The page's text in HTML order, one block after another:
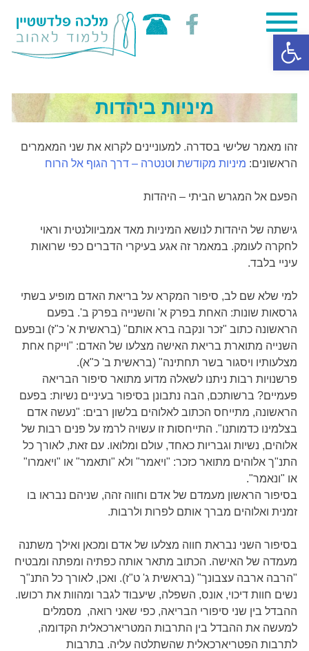
Skip
to
content
מיניות ביהדות
זהו מאמר שלישי בסדרה. למעוניינים לקרוא את שני המאמרים
הראשונים: מיניות מקודשתוטנטרה – דרך הגוף אל הרוח
הפעם אל המגרש הביתי – היהדות
גישתה של היהדות לנושא המיניות מאד אמביוולנטית וראוי
לחקרה לעומק. במאמר זה אגע בעיקרי הדברים כפי שרואות
עיניי בלבד.
למי שלא שם לב, סיפור המקרא על בריאת האדם מופיע בשתי
גרסאות שונות: האחת בפרק א' והשנייה בפרק ב'. בפעם
הראשונה כתוב "זכר ונקבה ברא אותם" (בראשית א' כ"ז) ובפעם
השנייה מתוארת בריאת האישה מצלעו של האדם: "וייקח אחת
מצלעותיו ויסגור בשר תחתינה" (בראשית ב' כ"א).
פרשנויות רבות ניתנו לשאלה מדוע מתואר סיפור הבריאה
פעמיים? ברשותכם, הבה נתבונן בסיפור בעיניים נשיות: בפעם
הראשונה, מתייחס הכתוב לאלוהים בלשון רבים: "נעשה אדם
בצלמינו כדמותנו". התייחסות זו עשויה לרמז על פנים רבות של
אלוהים, נשיות וגבריות כאחד, עולם ומלואו. עם זאת, לאורך כל
התנ"ך אלוהים מתואר כזכר: "ויאמר" ולא "ותאמר" או "ויאמרו"
או "ונאמר".
בסיפור הראשון מעמדם של אדם וחווה זהה, שניהם נבראו בו
זמנית ואלוהים מברך אותם לפרות ולרבות.
בסיפור השני נבראת חווה מצלעו של אדם ומכאן ואילך משתנה
מעמדה של האישה. הכתוב מתאר אותה כפתיה ומפתה ומבטיח
"הרבה ארבה עצבונך" (בראשית ג' ט"ז). ואכן, לאורך כל התנ"ך
נשים חוות דיכוי, אונס, השפלה, שיעבוד לגבר ומהוות את רכושו.
ההבדל בין שני סיפורי הבריאה, כפי שאני רואה, מסמלים
למעשה את ההבדל בין התרבות המטריארכאלית הקדומה,
לתרבות הפטריארכאלית שהשתלטה עליה. בתרבות
פתח סרגל נגישות